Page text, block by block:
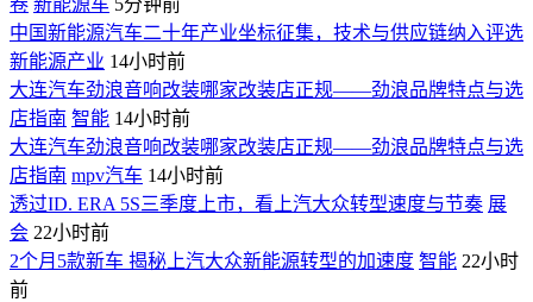
卷 新能源车 5分钟前
中国新能源汽车二十年产业坐标征集，技术与供应链纳入评选
新能源产业 14小时前
大连汽车劲浪音响改装哪家改装店正规——劲浪品牌特点与选
店指南 智能 14小时前
大连汽车劲浪音响改装哪家改装店正规——劲浪品牌特点与选
店指南 mpv汽车 14小时前
透过ID. ERA 5S三季度上市，看上汽大众转型速度与节奏 展
会 22小时前
2个月5款新车 揭秘上汽大众新能源转型的加速度 智能 22小时
前